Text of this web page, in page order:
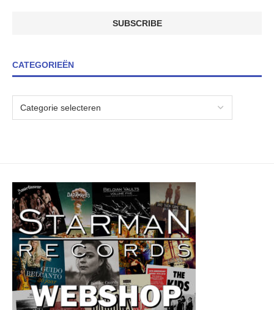
CATEGORIEËN